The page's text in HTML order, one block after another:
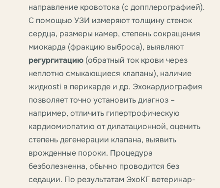
направление кровотока (с допплерографией).
С помощью УЗИ измеряют толщину стенок
сердца, размеры камер, степень сокращения
миокарда (фракцию выброса), выявляют
регургитацию (обратный ток крови через
неплотно смыкающиеся клапаны), наличие
жидкosti в перикарде и др. Эхокардиография
позволяет точно установить диагноз –
например, отличить гипертрофическую
кардиомиопатию от дилатационной, оценить
степень дегенерации клапана, выявить
врожденные пороки. Процедура
безболезненна, обычно проводится без
седации. По результатам ЭхоКГ ветеринар-